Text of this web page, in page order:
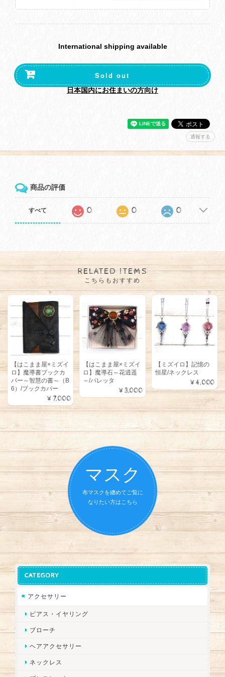
International shipping available
Sold out
日本国内にお住まいの方向け
通報する
商品の評価
すべて 0 0 0
RELATED ITEMS
こちらもおすすめ
【はこまま屋×ミズイ
ロ】魔導書ブックカ
バー～智慧の書～（B
6）/ブックカバー
¥7,000
【はこまま屋×ミズイ
ロ】魔導石～花逍遥
～/バレッタ
¥3,000
【ミズイロ】記憶の
恒星/ネックレス
¥4,000
マスク
布マスクを纏めてご覧に
なりたい方はこちら
CATEGORY
アクセサリー
ピアス・イヤリング
ブローチ
ヘアアクセサリー
ネックレス